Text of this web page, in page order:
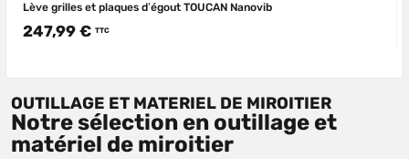
Lève grilles et plaques d’égout TOUCAN Nanovib
247,99 € TTC
OUTILLAGE ET MATERIEL DE MIROITIER
Notre sélection en outillage et
matériel de miroitier